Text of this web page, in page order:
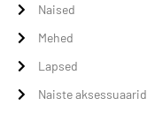
Naised
Mehed
Lapsed
Naiste aksessuaarid